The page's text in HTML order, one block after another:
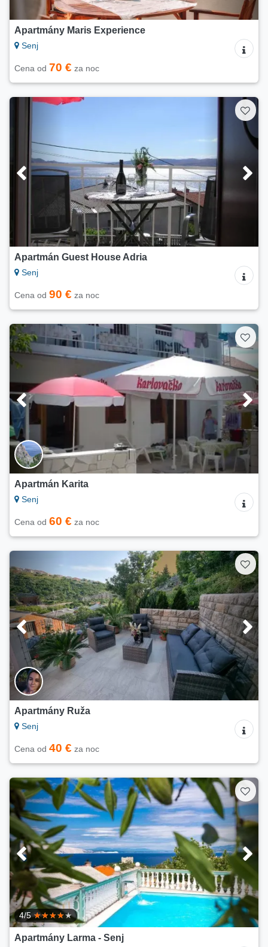
Apartmány Maris Experience
Senj
Cena od 70 € za noc
Apartmán Guest House Adria
Senj
Cena od 90 € za noc
Apartmán Karita
Senj
Cena od 60 € za noc
Apartmány Ruža
Senj
Cena od 40 € za noc
4/5
Apartmány Larma - Senj